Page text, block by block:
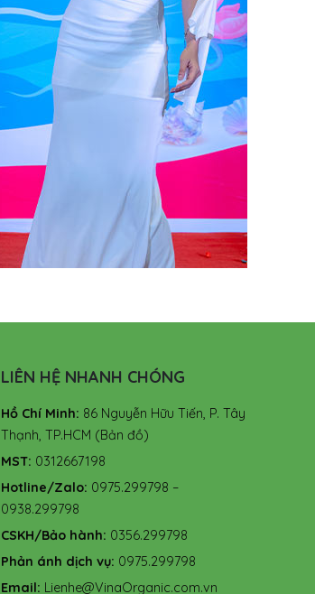
LIÊN HỆ NHANH CHÓNG
Hồ Chí Minh: 86 Nguyễn Hữu Tiến, P. Tây
Thạnh, TP.HCM (Bản đồ)
MST: 0312667198
Hotline/Zalo: 0975.299798 –
0938.299798
CSKH/Bảo hành: 0356.299798
Phản ánh dịch vụ: 0975.299798
Email: Lienhe@VinaOrganic.com.vn